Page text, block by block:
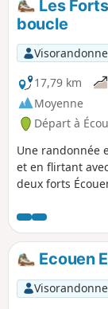
Les
boucle
17,79 km
Moyenne
Départ à
Une randonnée
et en flirtant
deux forts
châteaux, des
des plantation
Ecouen